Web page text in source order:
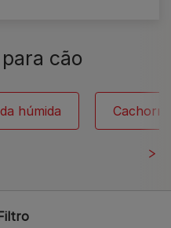
cão
húmida